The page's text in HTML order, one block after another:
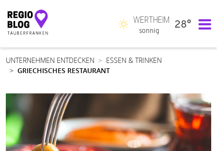
Hauptnavigation
WERTHEIM
sonnig
28°
UNTERNEHMEN ENTDECKEN
ESSEN & TRINKEN
GRIECHISCHES RESTAURANT